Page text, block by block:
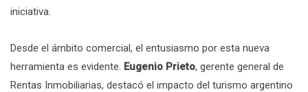
iniciativa.
Desde el ámbito comercial, el entusiasmo por esta nueva
herramienta es evidente. Eugenio Prieto, gerente general de
Rentas Inmobiliarias, destacó el impacto del turismo argentino